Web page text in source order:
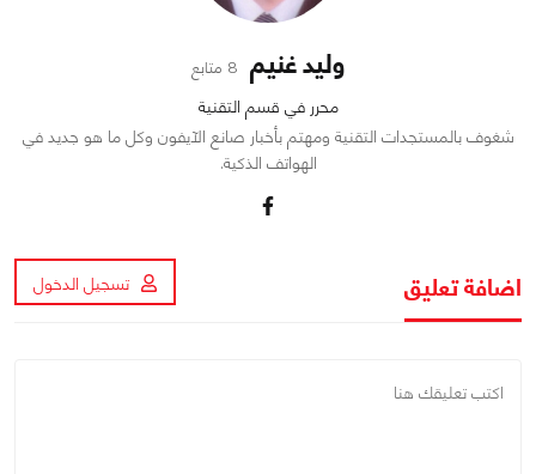
وليد غنيم 8 متابع
محرر في قسم التقنية
شغوف بالمستجدات التقنية ومهتم بأخبار صانع الآيفون وكل ما هو جديد في
الهواتف الذكية.
اضافة تعليق تسجيل الدخول